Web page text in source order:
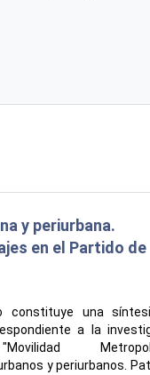
y periurbana.
en el Partido de
constituye una
a la
y periurbanos.